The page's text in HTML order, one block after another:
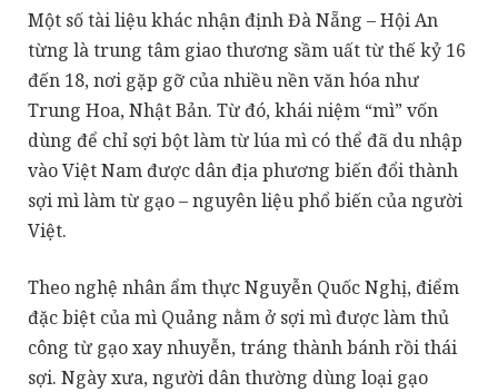
Một số tài liệu khác nhận định Đà Nẵng – Hội An
từng là trung tâm giao thương sầm uất từ thế kỷ 16
đến 18, nơi gặp gỡ của nhiều nền văn hóa như
Trung Hoa, Nhật Bản. Từ đó, khái niệm “mì” vốn
dùng để chỉ sợi bột làm từ lúa mì có thể đã du nhập
vào Việt Nam được dân địa phương biến đổi thành
sợi mì làm từ gạo – nguyên liệu phổ biến của người
Việt.
Theo nghệ nhân ẩm thực Nguyễn Quốc Nghị, điểm
đặc biệt của mì Quảng nằm ở sợi mì được làm thủ
công từ gạo xay nhuyễn, tráng thành bánh rồi thái
sợi. Ngày xưa, người dân thường dùng loại gạo